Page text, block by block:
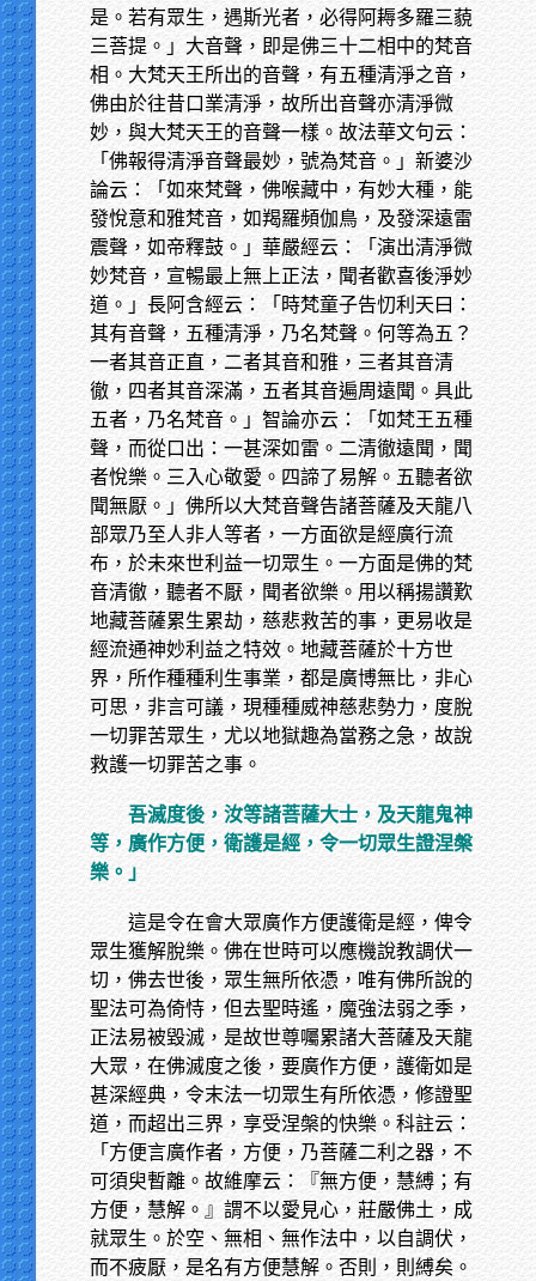
是。若有眾生，遇斯光者，必得阿耨多羅三藐
三菩提。」大音聲，即是佛三十二相中的梵音
相。大梵天王所出的音聲，有五種清淨之音，
佛由於往昔口業清淨，故所出音聲亦清淨微
妙，與大梵天王的音聲一樣。故法華文句云：
「佛報得清淨音聲最妙，號為梵音。」新婆沙
論云：「如來梵聲，佛喉藏中，有妙大種，能
發悅意和雅梵音，如羯羅頻伽鳥，及發深遠雷
震聲，如帝釋鼓。」華嚴經云：「演出清淨微
妙梵音，宣暢最上無上正法，聞者歡喜後淨妙
道。」長阿含經云：「時梵童子告忉利天曰：
其有音聲，五種清淨，乃名梵聲。何等為五？
一者其音正直，二者其音和雅，三者其音清
徹，四者其音深滿，五者其音遍周遠聞。具此
五者，乃名梵音。」智論亦云：「如梵王五種
聲，而從口出：一甚深如雷。二清徹遠聞，聞
者悅樂。三入心敬愛。四諦了易解。五聽者欲
聞無厭。」佛所以大梵音聲告諸菩薩及天龍八
部眾乃至人非人等者，一方面欲是經廣行流
布，於未來世利益一切眾生。一方面是佛的梵
音清徹，聽者不厭，聞者欲樂。用以稱揚讚歎
地藏菩薩累生累劫，慈悲救苦的事，更易收是
經流通神妙利益之特效。地藏菩薩於十方世
界，所作種種利生事業，都是廣博無比，非心
可思，非言可議，現種種威神慈悲勢力，度脫
一切罪苦眾生，尤以地獄趣為當務之急，故說
救護一切罪苦之事。
吾滅度後，汝等諸菩薩大士，及天龍鬼神
等，廣作方便，衛護是經，令一切眾生證涅槃
樂。」
這是令在會大眾廣作方便護衛是經，俾令
眾生獲解脫樂。佛在世時可以應機說教調伏一
切，佛去世後，眾生無所依憑，唯有佛所說的
聖法可為倚恃，但去聖時遙，魔強法弱之季，
正法易被毀滅，是故世尊囑累諸大菩薩及天龍
大眾，在佛滅度之後，要廣作方便，護衛如是
甚深經典，令末法一切眾生有所依憑，修證聖
道，而超出三界，享受涅槃的快樂。科註云：
「方便言廣作者，方便，乃菩薩二利之器，不
可須臾暫離。故維摩云：『無方便，慧縛；有
方便，慧解。』謂不以愛見心，莊嚴佛土，成
就眾生。於空、無相、無作法中，以自調伏，
而不疲厭，是名有方便慧解。否則，則縛矣。